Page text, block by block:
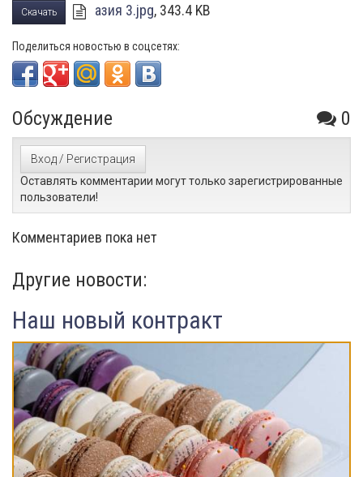
Скачать азия 3.jpg, 343.4 KB
Поделиться новостью в соцсетях:
Обсуждение 0
Вход / Регистрация
Оставлять комментарии могут только зарегистрированные
пользователи!
Комментариев пока нет
Другие новости:
Наш новый контракт